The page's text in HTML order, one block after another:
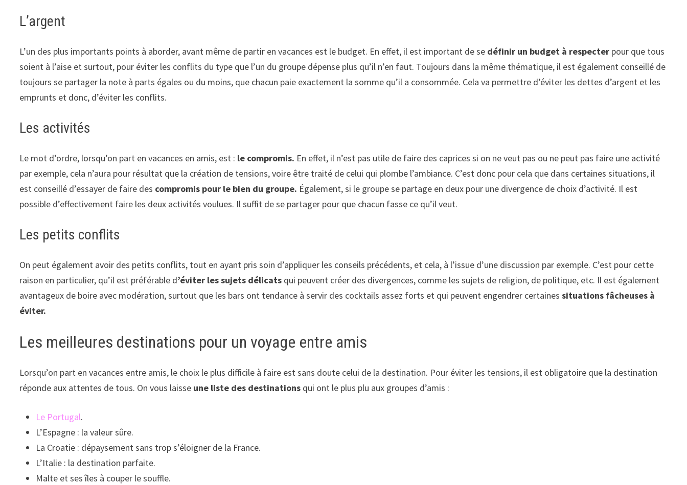
L’argent
L’un des plus importants points à aborder, avant même de partir en vacances est le budget. En effet, il est important de se définir un budget à respecter pour que tous
soient à l’aise et surtout, pour éviter les conflits du type que l’un du groupe dépense plus qu’il n’en faut. Toujours dans la même thématique, il est également conseillé de
toujours se partager la note à parts égales ou du moins, que chacun paie exactement la somme qu’il a consommée. Cela va permettre d’éviter les dettes d’argent et les
emprunts et donc, d’éviter les conflits.
Les activités
Le mot d’ordre, lorsqu’on part en vacances en amis, est : le compromis. En effet, il n’est pas utile de faire des caprices si on ne veut pas ou ne peut pas faire une activité
par exemple, cela n’aura pour résultat que la création de tensions, voire être traité de celui qui plombe l’ambiance. C’est donc pour cela que dans certaines situations, il
est conseillé d’essayer de faire des compromis pour le bien du groupe. Également, si le groupe se partage en deux pour une divergence de choix d’activité. Il est
possible d’effectivement faire les deux activités voulues. Il suffit de se partager pour que chacun fasse ce qu’il veut.
Les petits conflits
On peut également avoir des petits conflits, tout en ayant pris soin d’appliquer les conseils précédents, et cela, à l’issue d’une discussion par exemple. C’est pour cette
raison en particulier, qu’il est préférable d’éviter les sujets délicats qui peuvent créer des divergences, comme les sujets de religion, de politique, etc. Il est également
avantageux de boire avec modération, surtout que les bars ont tendance à servir des cocktails assez forts et qui peuvent engendrer certainessituations fâcheuses à
éviter.
Les meilleures destinations pour un voyage entre amis
Lorsqu’on part en vacances entre amis, le choix le plus difficile à faire est sans doute celui de la destination. Pour éviter les tensions, il est obligatoire que la destination
réponde aux attentes de tous. On vous laisse une liste des destinations qui ont le plus plu aux groupes d’amis :
Le Portugal.
L’Espagne : la valeur sûre.
La Croatie : dépaysement sans trop s’éloigner de la France.
L’Italie : la destination parfaite.
Malte et ses îles à couper le souffle.